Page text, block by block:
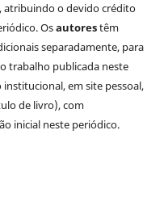
atribuindo o devido crédito
Osautorestêm
separadamente, para
trabalho publicada neste
em site pessoal,
de livro), com
inicial neste periódico.